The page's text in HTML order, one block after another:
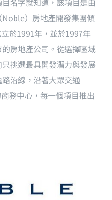
名字就知道， 該項目是由
）房地產開發集團傾
於1991年，並於1997年
房地產公司。從選擇區域
挑選最具開發潛力與發展
沿線，沿著大眾交通
務中心，每一個項目推出